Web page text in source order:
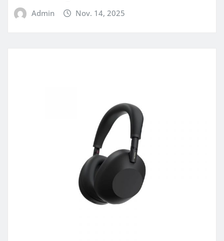
Admin Nov. 14, 2025